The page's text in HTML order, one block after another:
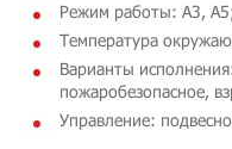
Режим работы: A3,
Температура
Варианты
пожаробезопасное,
Управление: